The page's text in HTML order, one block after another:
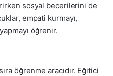
sosyal becerilerini de
empati kurmayı,
öğrenir.
öğrenme aracıdır. Eğitici